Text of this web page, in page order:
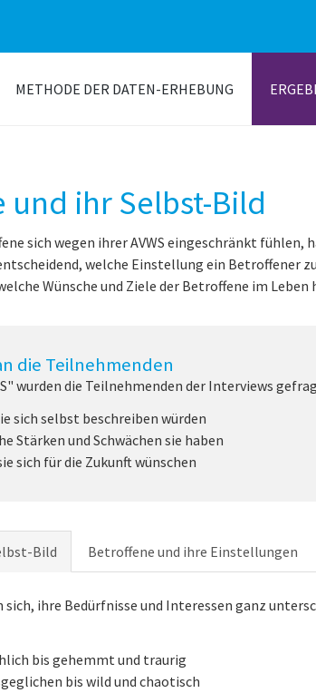
METHODE DER DATEN-ERHEBUNG
und ihr Selbst-Bild
sich wegen ihrer AVWS eingeschränkt
welche Einstellung ein Betroffener
Wünsche und Ziele der Betroffene im Leben
die Teilnehmenden
wurden die Teilnehmenden der Interviews
sich selbst beschreiben würden
Stärken und Schwächen sie haben
sich für die Zukunft wünschen
Bild Betroffene und ihre Einstellungen
ihre Bedürfnisse und Interessen ganz
bis gehemmt und traurig
bis wild und chaotisch